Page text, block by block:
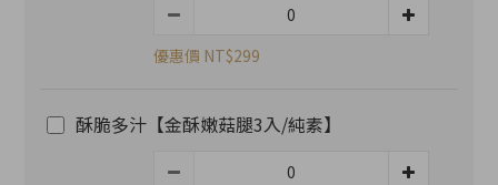
優惠價 NT$299
酥脆多汁【金酥嫩菇腿3入/純素】